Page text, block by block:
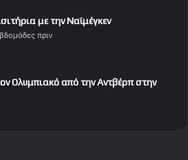
με την Ναϊμέγκεν
πριν
Ολυμπιακό από την Αντβέρπ στην